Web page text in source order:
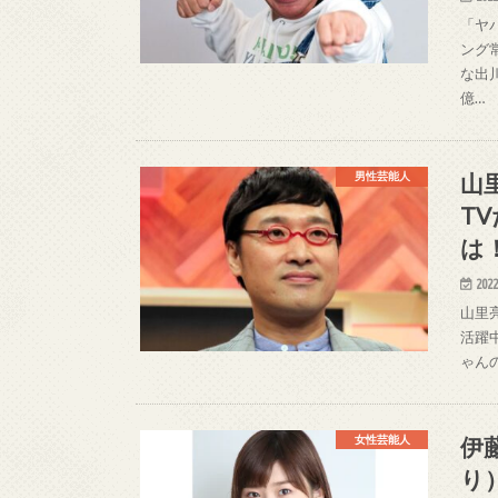
「
ング
な出
億…
男性芸能人
山
TV
は
山里
活躍
ゃん
女性芸能人
伊
り